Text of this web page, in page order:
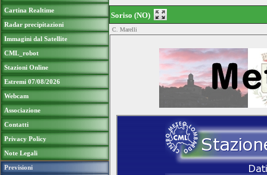
Cartina Realtime
Radar precipitazioni
Immagini dal Satellite
CML_robot
Stazioni Online
Estremi 07/08/2026
Webcam
Associazione
Contatti
Privacy Policy
Note Legali
Previsioni
Soriso (NO)
C. Marelli